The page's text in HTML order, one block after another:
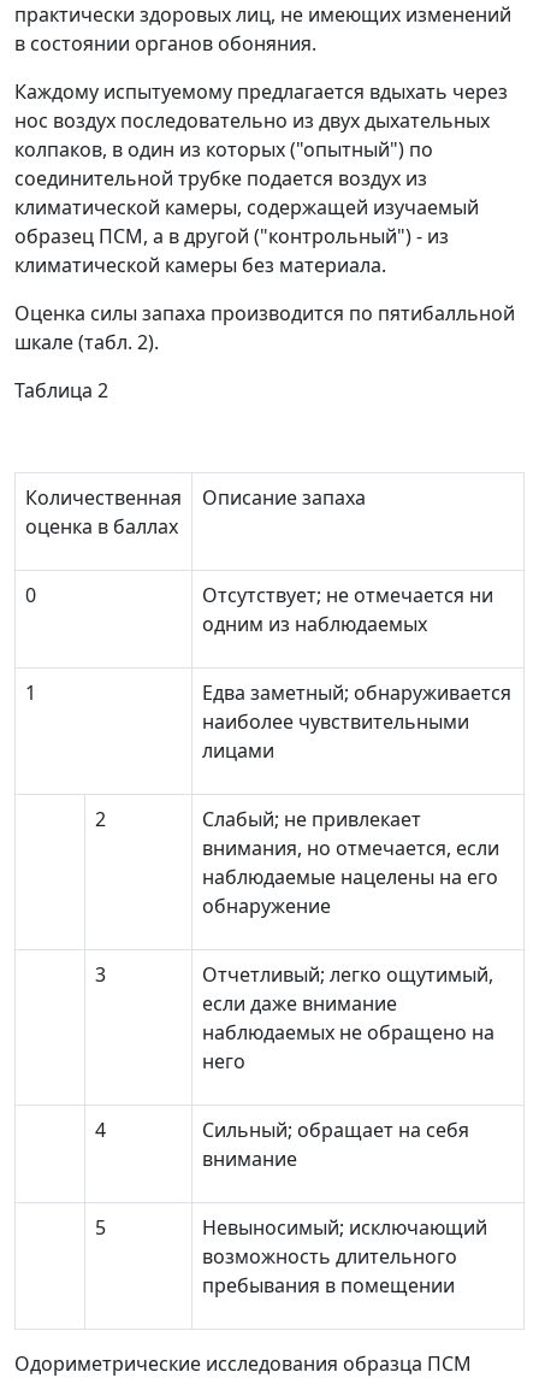
практически здоровых лиц, не имеющих изменений
в состоянии органов обоняния.
Каждому испытуемому предлагается вдыхать через
нос воздух последовательно из двух дыхательных
колпаков, в один из которых ("опытный") по
соединительной трубке подается воздух из
климатической камеры, содержащей изучаемый
образец ПСМ, а в другой ("контрольный") - из
климатической камеры без материала.
Оценка силы запаха производится по пятибалльной
шкале (табл. 2).
Таблица 2
Количественная
оценка в баллах
Описание запаха
0
Отсутствует; не отмечается ни
одним из наблюдаемых
1
Едва заметный; обнаруживается
наиболее чувствительными
лицами
2
Слабый; не привлекает
внимания, но отмечается, если
наблюдаемые нацелены на его
обнаружение
3
Отчетливый; легко ощутимый,
если даже внимание
наблюдаемых не обращено на
него
4
Сильный; обращает на себя
внимание
5
Невыносимый; исключающий
возможность длительного
пребывания в помещении
Одориметрические исследования образца ПСМ